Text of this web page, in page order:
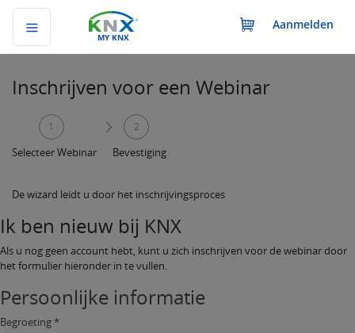
MY KNX
Aanmelden
Inschrijven voor een Webinar
1
Selecteer Webinar
2
Bevestiging
De wizard leidt u door het inschrijvingsproces
Ik ben nieuw bij KNX
Als u nog geen account hebt, kunt u zich inschrijven voor de webinar door
het formulier hieronder in te vullen.
Persoonlijke informatie
Begroeting *